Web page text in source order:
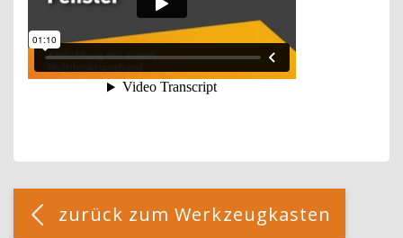
Blöcke
[Cocoon] Custom HTML überspringen
zurück zum Werkzeugkasten